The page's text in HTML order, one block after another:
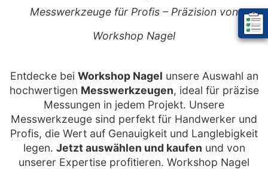
Mein
Messwerkzeuge für Profis – Präzision von
Workshop Nagel
Entdecke bei Workshop Nagel unsere Auswahl an
hochwertigen Messwerkzeugen, ideal für präzise
Messungen in jedem Projekt. Unsere
Messwerkzeuge sind perfekt für Handwerker und
Profis, die Wert auf Genauigkeit und Langlebigkeit
legen. Jetzt auswählen und kaufen und von
unserer Expertise profitieren. Workshop Nagel